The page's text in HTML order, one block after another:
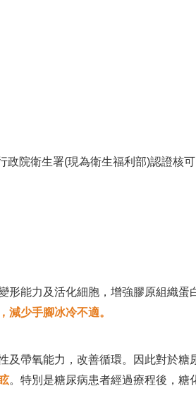
院衛生署(現為衛生福利部)認證核
能力及活化細胞，增強膠原組織蛋
減少手腳冰冷不適。
帶氧能力，改善循環。因此對於糖
。特別是糖尿病患者經過療程後，糖